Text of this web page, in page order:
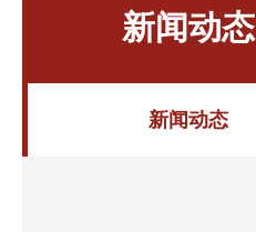
新闻动态
新闻动态